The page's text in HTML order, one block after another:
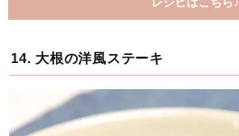
14. 大根の洋風ステーキ